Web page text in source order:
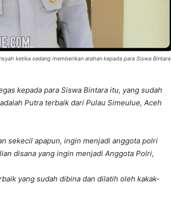
ketika sedang memberikan arahan kepada para Siswa Bintara
kepada para Siswa Bintara itu, yang sudah
Putra terbaik dari Pulau Simeulue, Aceh
sekecil apapun, ingin menjadi anggota polri
disana yang ingin menjadi Anggota Polri,
yang sudah dibina dan dilatih oleh kakak-